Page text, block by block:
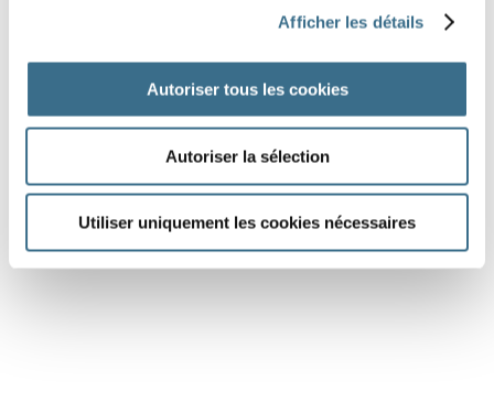
Afficher les détails
Autoriser tous les cookies
Autoriser la sélection
Utiliser uniquement les cookies nécessaires